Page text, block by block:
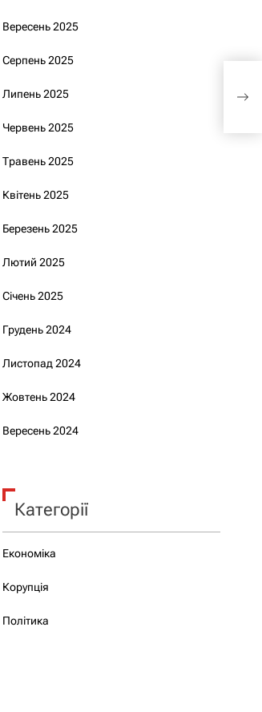
Вересень 2025
Серпень 2025
Липень 2025
Червень 2025
Травень 2025
Квітень 2025
Березень 2025
Лютий 2025
Січень 2025
Грудень 2024
Листопад 2024
Жовтень 2024
Вересень 2024
Категорії
Економіка
Корупція
Політика